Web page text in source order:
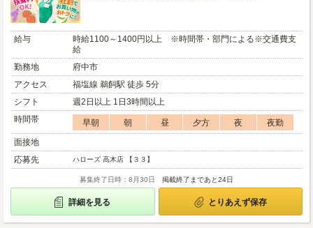
給与
時給1100～1400円以上 ※時間帯・部門による※交通費支
給
勤務地
府中市
アクセス
福塩線 鵜飼駅 徒歩 5分
シフト
週2日以上 1日3時間以上
時間帯
早朝 朝 昼 夕方 夜
夜勤
面接地
応募先
ハローズ 高木店 【３３】
募集終了日時：8月30日 掲載終了まであと24日
詳細を見る とりあえず保存